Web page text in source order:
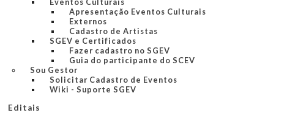
Apresentação Eventos Culturais
Externos
Cadastro de Artistas
SGEV e Certificados
Fazer cadastro no SGEV
Guia do participante do SCEV
Sou Gestor
Solicitar Cadastro de Eventos
Wiki - Suporte SGEV
Editais